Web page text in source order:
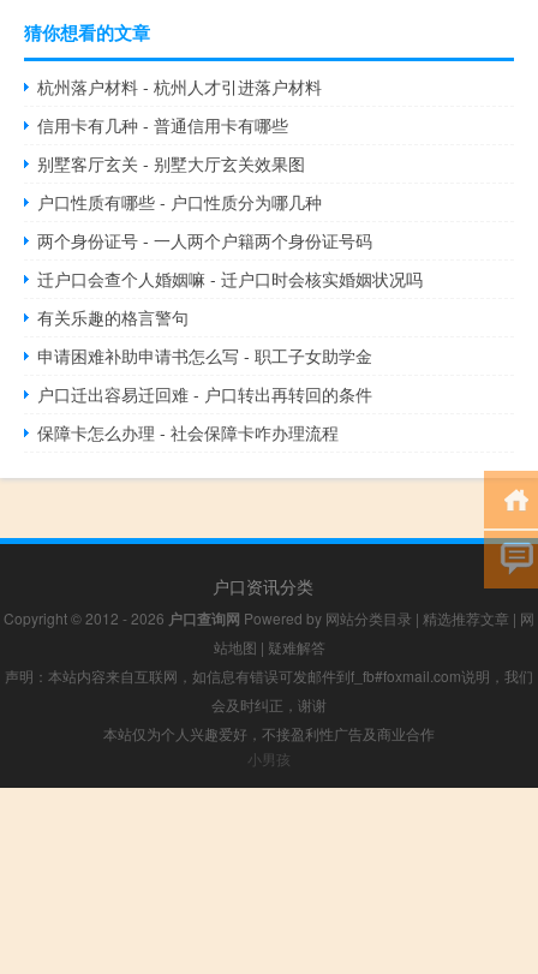
猜你想看的文章
杭州落户材料 - 杭州人才引进落户材料
信用卡有几种 - 普通信用卡有哪些
别墅客厅玄关 - 别墅大厅玄关效果图
户口性质有哪些 - 户口性质分为哪几种
两个身份证号 - 一人两个户籍两个身份证号码
迁户口会查个人婚姻嘛 - 迁户口时会核实婚姻状况吗
有关乐趣的格言警句
申请困难补助申请书怎么写 - 职工子女助学金
户口迁出容易迁回难 - 户口转出再转回的条件
保障卡怎么办理 - 社会保障卡咋办理流程
户口资讯分类
Copyright © 2012 - 2026 户口查询网 Powered by 网站分类目录 | 精选推荐文章 | 网
站地图 | 疑难解答
声明：本站内容来自互联网，如信息有错误可发邮件到f_fb#foxmail.com说明，我们
会及时纠正，谢谢
本站仅为个人兴趣爱好，不接盈利性广告及商业合作
小男孩